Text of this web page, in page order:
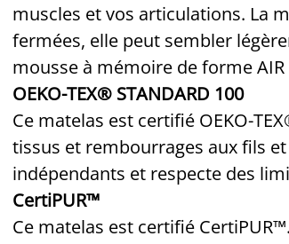
muscles et vos articulations. La
fermées, elle peut sembler
mousse à mémoire de forme
OEKO-TEX® STANDARD 100
Ce matelas est certifié OEKO-TEX
tissus et rembourrages aux fils
indépendants et respecte des
CertiPUR™
Ce matelas est certifié